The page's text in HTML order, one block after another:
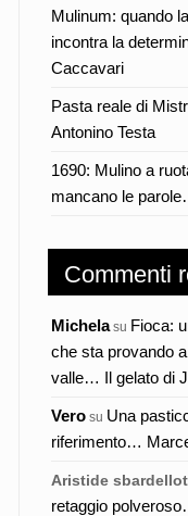
Mulinum: quando
incontra la
Caccavari
Pasta reale di
Antonino Testa
1690: Mulino a
mancano le
Commenti
Michelasu Fioca:
che sta provando
valle… Il gelato di
Vero su Una
riferimento…
Aristide
retaggio